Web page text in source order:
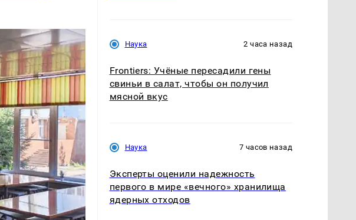
Наука 2 часа назад
Frontiers: Учёные пересадили гены
свиньи в салат, чтобы он получил
мясной вкус
Наука 7 часов назад
Эксперты оценили надежность
первого в мире «вечного» хранилища
ядерных отходов